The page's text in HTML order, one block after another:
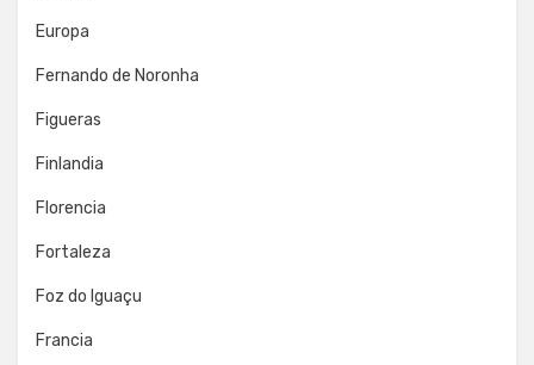
Europa
Fernando de Noronha
Figueras
Finlandia
Florencia
Fortaleza
Foz do Iguaçu
Francia